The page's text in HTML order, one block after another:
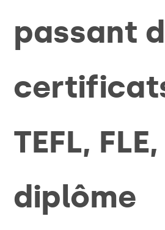
passant
TEFL,
diplôme